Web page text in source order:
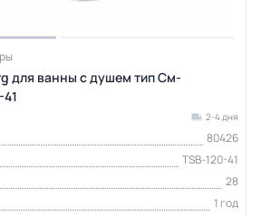
для ванны с душем тип См-
2-4 дня
80426
TSB-120-41
28
1 год